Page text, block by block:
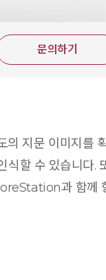
문의하기
의 지문 이미지를
할 수 있습니다.
과 함께